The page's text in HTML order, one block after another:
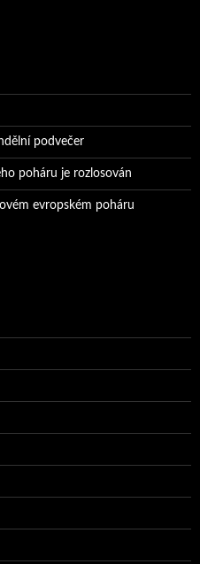
podvečer
poháru je rozlosován
evropském poháru